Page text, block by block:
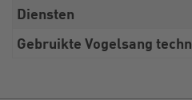
Diensten
Gebruikte Vogelsang